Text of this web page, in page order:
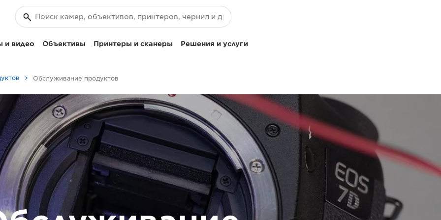
и видео Объективы Принтеры и сканеры Решения и услуги
Обслуживание продуктов